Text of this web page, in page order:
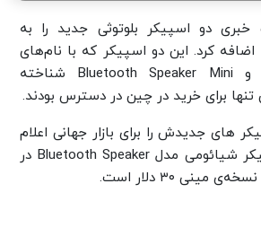
دو اسپیکر بلوتوثی جدید را به
کرد. این دو اسپیکر که با نام‌های
Bluetooth Speaker و Bluetooth Speaker Mini شناخته
برای خرید در چین در دسترس بودند.
های جدیدش را برای بازار جهانی اعلام
نکرده اما قیمت اسپیکر شیائومی مدل Bluetooth Speaker در